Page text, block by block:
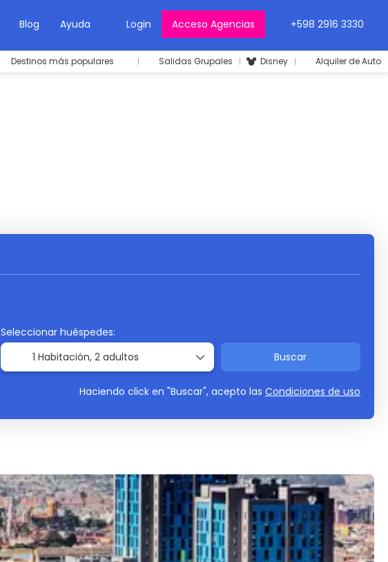
Blog Ayuda Login Acceso Agencias +598 2916 3330
Destinos más populares Salidas Grupales Disney Alquiler de Auto
Seleccionar huéspedes:
1 Habitación,2 adultos Buscar
Haciendo click en "Buscar", acepto las Condiciones de uso